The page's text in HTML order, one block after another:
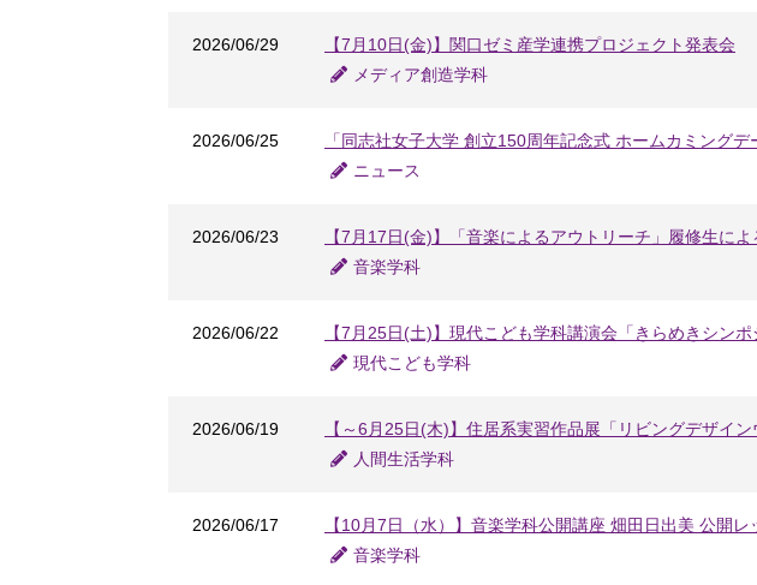
2026/06/29
【7月10日(金)】関口ゼミ産学連携プロジェクト発表会
メディア創造学科
2026/06/25
「同志社女子大学 創立150周年記念式 ホームカミング
ニュース
2026/06/23
【7月17日(金)】「音楽によるアウトリーチ」履修生に
音楽学科
2026/06/22
【7月25日(土)】現代こども学科講演会「きらめきシン
現代こども学科
2026/06/19
【～6月25日(木)】住居系実習作品展「リビングデザイ
人間生活学科
2026/06/17
【10月7日（水）】音楽学科公開講座 畑田日出美 公開
音楽学科